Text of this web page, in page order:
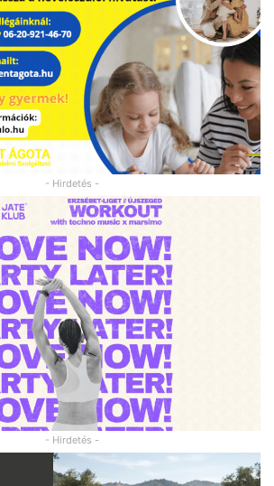
- Hirdetés -
- Hirdetés -